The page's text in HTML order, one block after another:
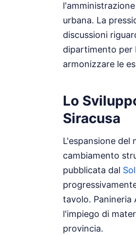
urbana. La
discussioni
dipartimento per
armonizzare le
Lo
Siracusa
L'espansione
cambiamento
pubblicata dal
tavolo. Panineria
l'impiego di
provincia.